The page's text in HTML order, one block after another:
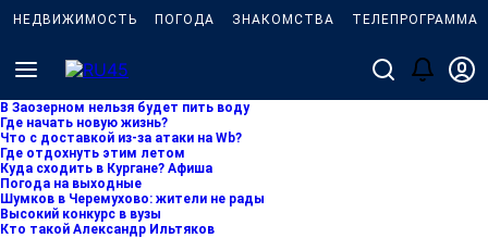
НЕДВИЖИМОСТЬ ПОГОДА ЗНАКОМСТВА ТЕЛЕПРОГРАММА
В Заозерном нельзя будет пить воду
Где начать новую жизнь?
Что с доставкой из-за атаки на Wb?
Где отдохнуть этим летом
Куда сходить в Кургане? Афиша
Погода на выходные
Шумков в Черемухово: жители не рады
Высокий конкурс в вузы
Кто такой Александр Ильтяков